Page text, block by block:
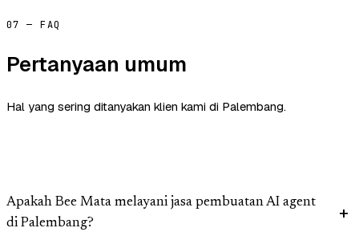
07 — FAQ
Pertanyaan umum
Hal yang sering ditanyakan klien kami di Palembang.
Apakah Bee Mata melayani jasa pembuatan AI agent
di Palembang?